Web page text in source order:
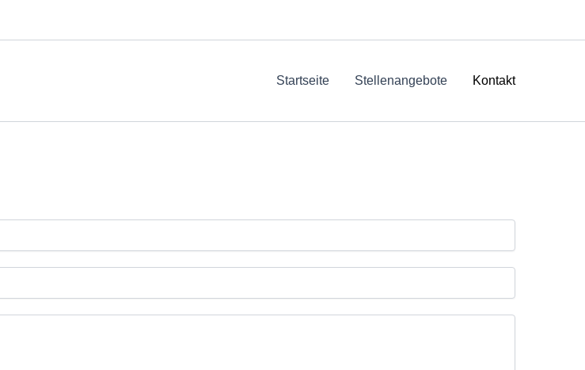
Startseite Stellenangebote Kontakt